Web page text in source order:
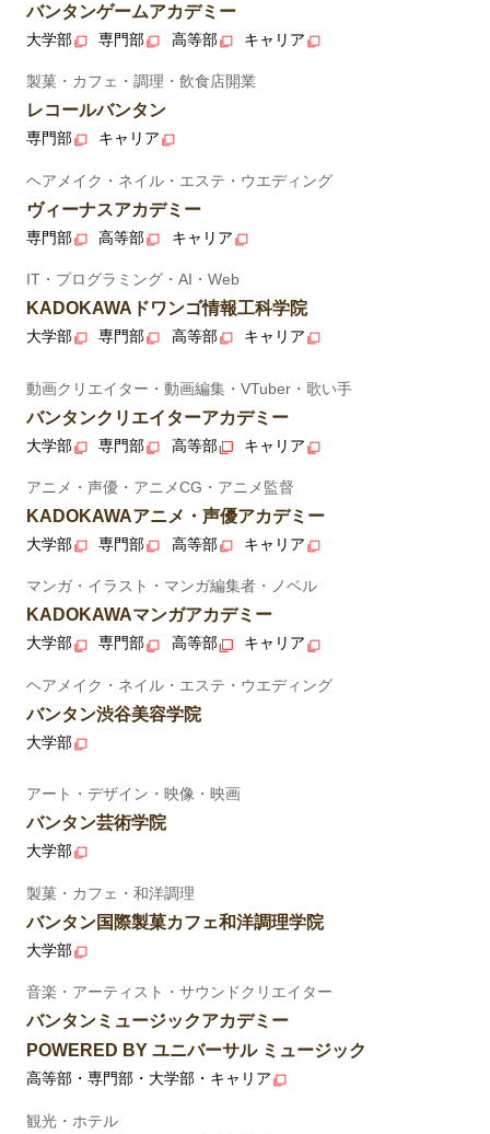
バンタンゲームアカデミー
大学部 専門部 高等部 キャリア
製菓・カフェ・調理・飲食店開業
レコールバンタン
専門部 キャリア
ヘアメイク・ネイル・エステ・ウエディング
ヴィーナスアカデミー
専門部 高等部 キャリア
IT・プログラミング・AI・Web
KADOKAWAドワンゴ情報工科学院
大学部 専門部 高等部 キャリア
動画クリエイター・動画編集・VTuber・歌い手
バンタンクリエイターアカデミー
大学部 専門部 高等部 キャリア
アニメ・声優・アニメCG・アニメ監督
KADOKAWAアニメ・声優アカデミー
大学部 専門部 高等部 キャリア
マンガ・イラスト・マンガ編集者・ノベル
KADOKAWAマンガアカデミー
大学部 専門部 高等部 キャリア
ヘアメイク・ネイル・エステ・ウエディング
バンタン渋谷美容学院
大学部
アート・デザイン・映像・映画
バンタン芸術学院
大学部
製菓・カフェ・和洋調理
バンタン国際製菓カフェ和洋調理学院
大学部
音楽・アーティスト・サウンドクリエイター
バンタンミュージックアカデミー
POWERED BY ユニバーサル ミュージック
高等部・専門部・大学部・キャリア
観光・ホテル